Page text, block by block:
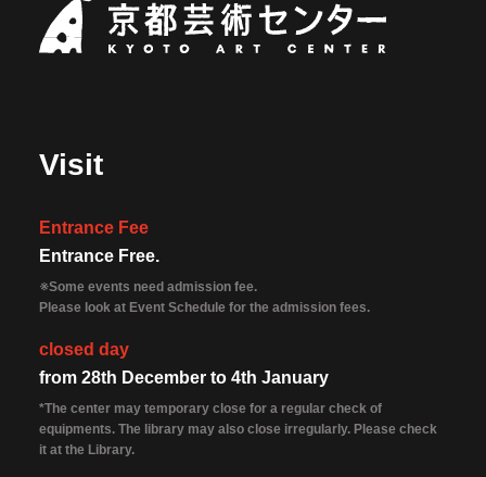
Visit
Entrance Fee
Entrance Free.
※Some events need admission fee.
Please look at Event Schedule for the admission fees.
closed day
from 28th December to 4th January
*The center may temporary close for a regular check of
equipments. The library may also close irregularly. Please check
it at the Library.